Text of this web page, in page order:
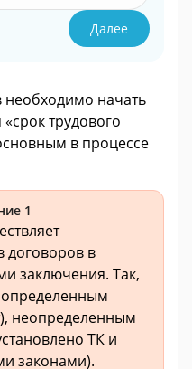
Далее
необходимо начать
трудового
в процессе
1
договоров в
заключения. Так,
определенным
неопределенным
ТК и
законами).